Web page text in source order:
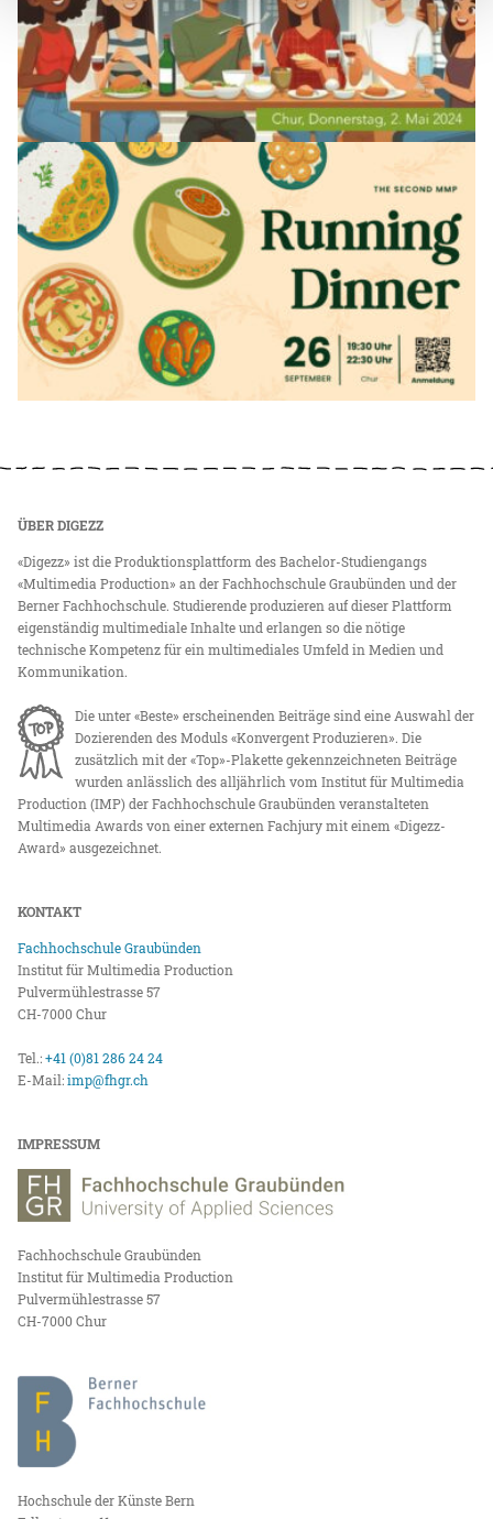
ÜBER DIGEZZ
«Digezz» ist die Produktionsplattform des Bachelor-Studiengangs
«Multimedia Production» an der Fachhochschule Graubünden und der
Berner Fachhochschule. Studierende produzieren auf dieser Plattform
eigenständig multimediale Inhalte und erlangen so die nötige
technische Kompetenz für ein multimediales Umfeld in Medien und
Kommunikation.
Die unter «Beste» erscheinenden Beiträge sind eine Auswahl der
Dozierenden des Moduls «Konvergent Produzieren». Die
zusätzlich mit der «Top»-Plakette gekennzeichneten Beiträge
wurden anlässlich des alljährlich vom Institut für Multimedia
Production (IMP) der Fachhochschule Graubünden veranstalteten
Multimedia Awards von einer externen Fachjury mit einem «Digezz-
Award» ausgezeichnet.
KONTAKT
Fachhochschule Graubünden
Institut für Multimedia Production
Pulvermühlestrasse 57
CH-7000 Chur
Tel.:+41 (0)81 286 24 24
E-Mail:imp@fhgr.ch
IMPRESSUM
Fachhochschule Graubünden
Institut für Multimedia Production
Pulvermühlestrasse 57
CH-7000 Chur
Hochschule der Künste Bern